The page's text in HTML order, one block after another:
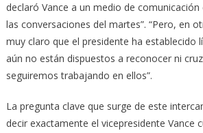
declaró Vance a un medio de
las conversaciones del martes”. “Pero, en
muy claro que el presidente ha establecido
aún no están dispuestos a reconocer ni
seguiremos trabajando en ellos”.
La pregunta clave que surge de este
decir exactamente el vicepresidente Vance